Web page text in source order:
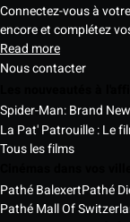
Connectez-vous à
encore et complétez
Read more
Nous contacter
Spider-Man: Brand
La Pat' Patrouille : Le
Tous les films
Pathé BalexertPathé
Pathé Mall Of